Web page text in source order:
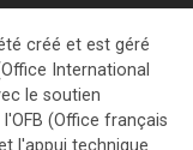
créé et est géré
International
le soutien
(Office français
l'appui technique